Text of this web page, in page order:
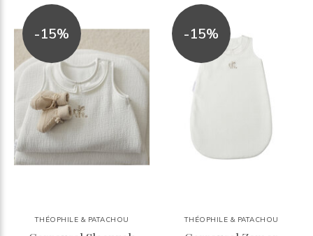
-15%
THÉOPHILE & PATACHOU
-15%
THÉOPHILE & PATACHOU